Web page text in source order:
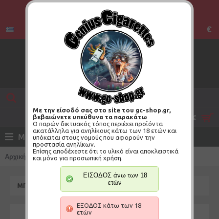
€
0 προϊόν(τα) - 0,00€
ΜΕΝΟΥ
Αρχική Μπουκάλι EZ Dripper 80ml- Thunder Cloud
ΜΠΟΥΚΆΛΙ EZ DRIPPER 80ML- THUNDER CLOUD
Με την είσοδό σας στο site του gc-shop.gr,
βεβαιώνετε υπεύθυνα τα παρακάτω
Ο παρών δικτυακός τόπος περιέχει προϊόντα
ακατάλληλα για ανηλίκους κάτω των 18 ετών και
υπόκειται στους νομούς που αφορούν την
προστασία ανηλίκων.
Επίσης αποδέχεστε ότι το υλικό είναι αποκλειστικά
και μόνο για προσωπική χρήση.
ΕΙΣΟΔΟΣ άνω των 18
ετών
ΕΞΟΔΟΣ κάτω των 18
ετών